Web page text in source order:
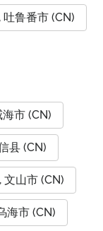
鲁番市 (CN)
市 (CN)
县 (CN)
文山市 (CN)
海市 (CN)